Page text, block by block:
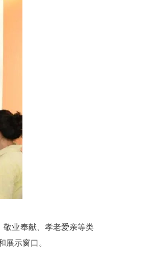
敬业奉献、孝老爱亲等类
展示窗口。